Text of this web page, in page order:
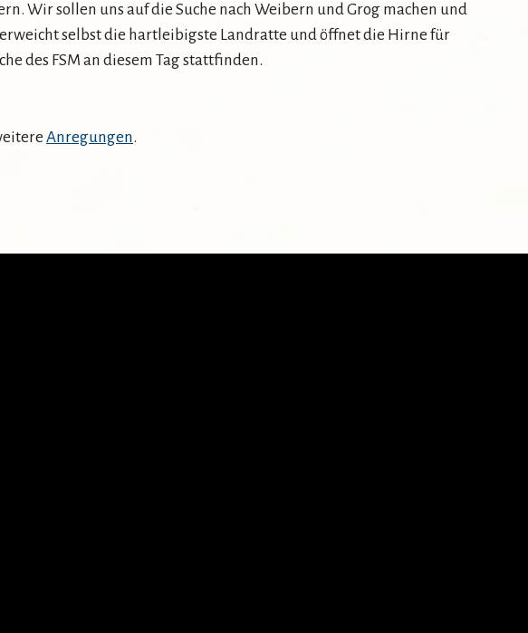
Wir sollen uns auf die Suche nach Weibern und Grog machen und
selbst die hartleibigste Landratte und öffnet die Hirne für
des FSM an diesem Tag stattfinden.
Anregungen.